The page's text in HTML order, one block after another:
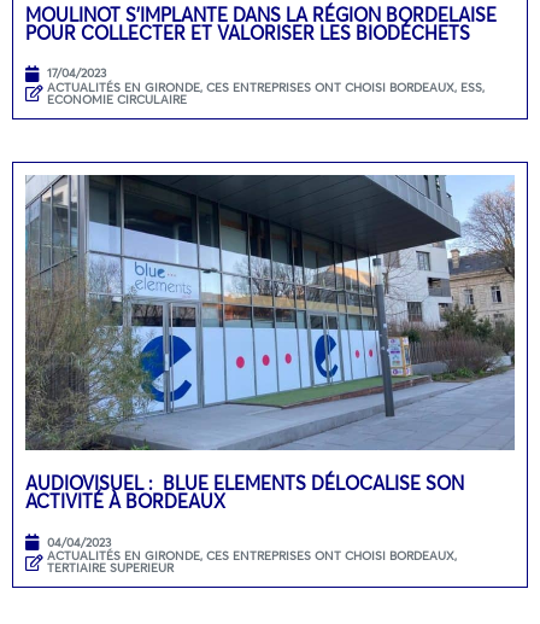
MOULINOT S’IMPLANTE DANS LA RÉGION BORDELAISE
POUR COLLECTER ET VALORISER LES BIODÉCHETS
17/04/2023
ACTUALITÉS EN GIRONDE, CES ENTREPRISES ONT CHOISI BORDEAUX, ESS,
ECONOMIE CIRCULAIRE
AUDIOVISUEL : BLUE ELEMENTS DÉLOCALISE SON
ACTIVITÉ À BORDEAUX
04/04/2023
ACTUALITÉS EN GIRONDE, CES ENTREPRISES ONT CHOISI BORDEAUX,
TERTIAIRE SUPERIEUR